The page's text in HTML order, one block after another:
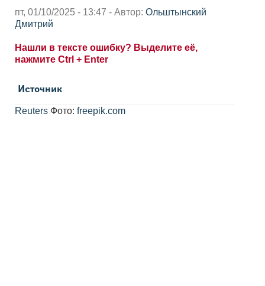
пт, 01/10/2025 - 13:47 - Автор: Ольштынский
Дмитрий
Нашли в тексте ошибку? Выделите её,
нажмите Ctrl + Enter
Источник
Reuters Фото: freepik.com